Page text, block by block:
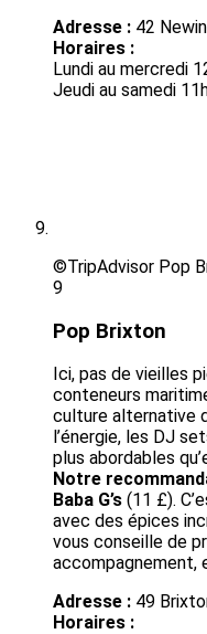
Adresse : 42
Horaires :
Lundi au mercredi
Jeudi au samedi
©TripAdvisor Pop
9
Pop Brixton
Ici, pas de vieilles
conteneurs
culture alternative
l’énergie, les DJ
plus abordables
Notre
Baba G’s (11 £).
avec des épices
vous conseille de
accompagnement,
Adresse : 49
Horaires :